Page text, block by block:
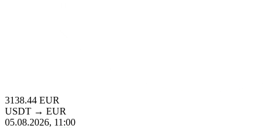
3138.44 EUR
USDT → EUR
05.08.2026, 11:00